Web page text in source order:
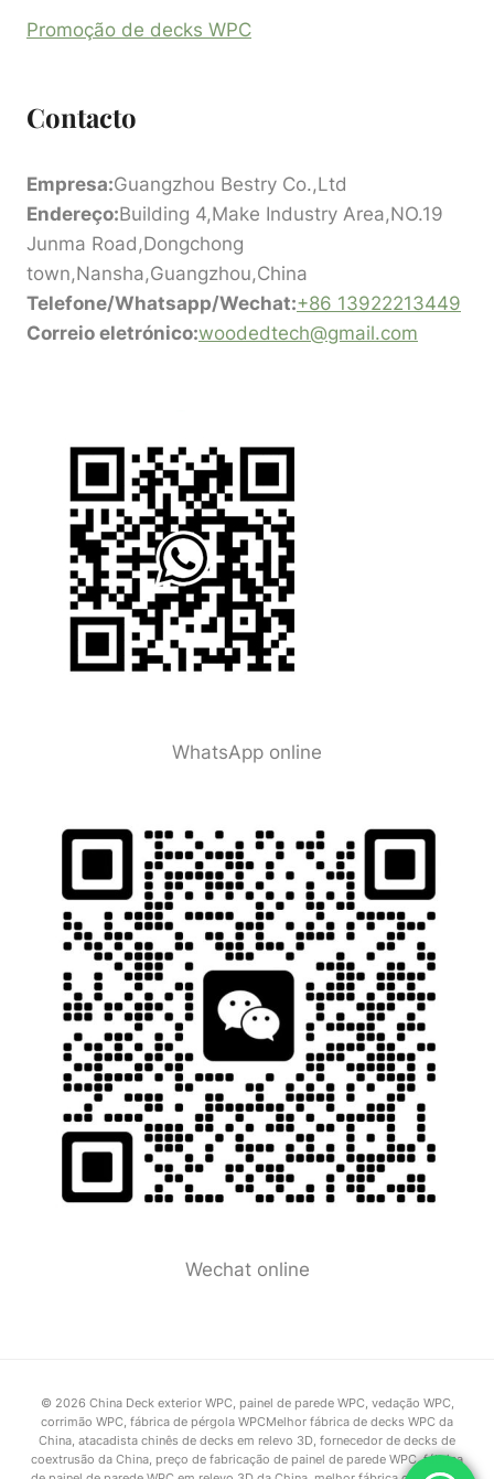
Promoção de decks WPC
Contacto
Empresa:Guangzhou Bestry Co.,Ltd
Endereço:Building 4,Make Industry Area,NO.19
Junma Road,Dongchong
town,Nansha,Guangzhou,China
Telefone/Whatsapp/Wechat:+86 13922213449
Correio eletrónico:woodedtech@gmail.com
WhatsApp online
Wechat online
© 2026 China Deck exterior WPC, painel de parede WPC, vedação WPC,
corrimão WPC, fábrica de pérgola WPCMelhor fábrica de decks WPC da
China, atacadista chinês de decks em relevo 3D, fornecedor de decks de
coextrusão da China, preço de fabricação de painel de parede WPC, fábrica